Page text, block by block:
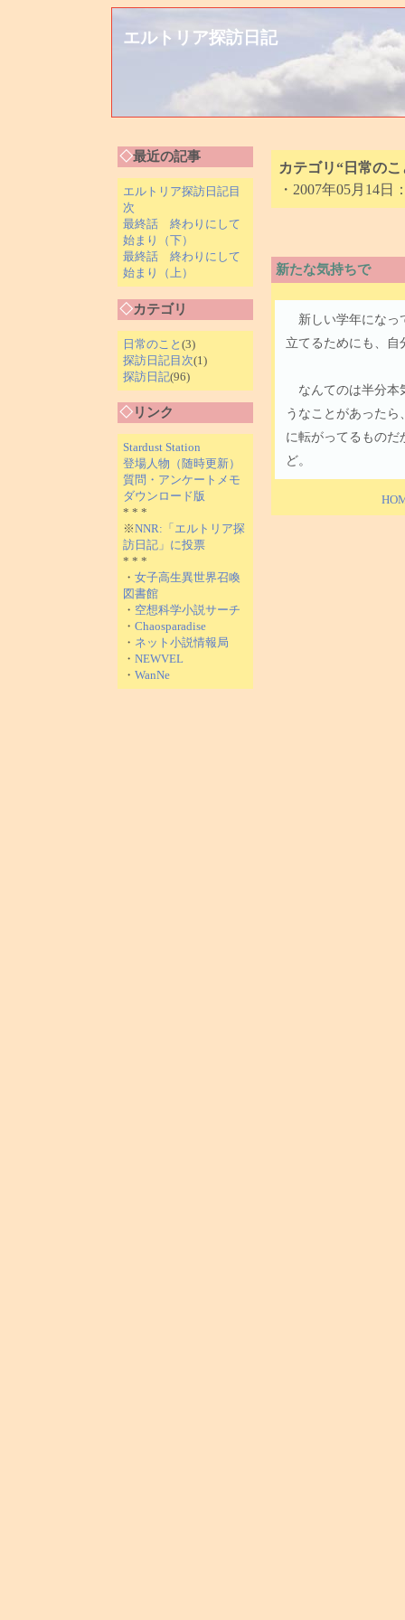
エルトリア探訪日記
◇最近の記事
エルトリア探訪日記目
次
最終話 終わりにして
始まり（下）
最終話 終わりにして
始まり（上）
◇カテゴリ
日常のこと (3)
探訪日記目次(1)
探訪日記(96)
◇リンク
Stardust Station
登場人物（随時更新）
質問・アンケートメモ
ダウンロード版
* * *
※NNR:「エルトリア探
訪日記」に投票
* * *
・ 女子高生異世界召喚
図書館
・ 空想科学小説サーチ
・ Chaosparadise
・ ネット小説情報局
・ NEWVEL
・ WanNe
カテゴリ“日常の
・2007年05月14日
新たな気持ちで
新しい学年になっ
立てるためにも、
なんてのは半分本
うなことがあった
に転がってるもの
ど。